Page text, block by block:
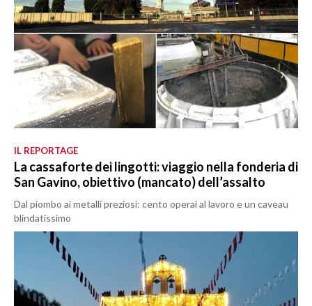
IL REPORTAGE
La cassaforte dei lingotti: viaggio nella fonderia di
San Gavino, obiettivo (mancato) dell’assalto
Dal piombo ai metalli preziosi: cento operai al lavoro e un caveau
blindatissimo